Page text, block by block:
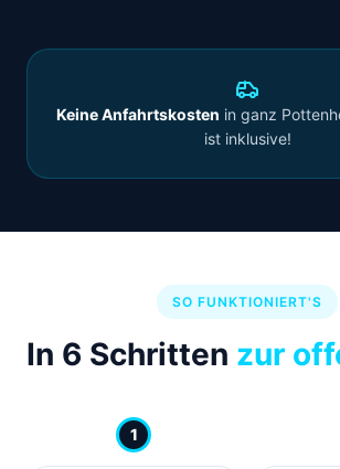
Keine Anfahrtskosten in ganz
ist inklusive!
SO FUNKTIONIERT'S
In 6 Schritten zur
1